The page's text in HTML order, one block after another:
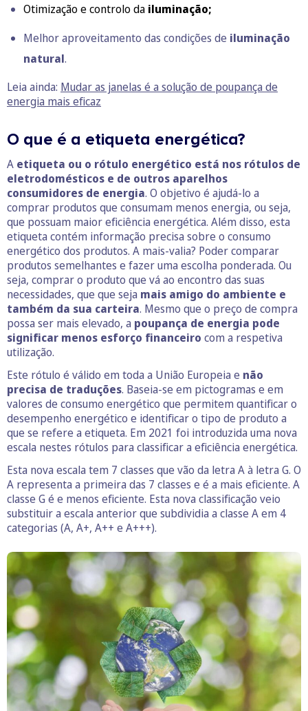
Otimização e controlo da iluminação;
Melhor aproveitamento das condições de iluminação
natural.
Leia ainda: Mudar as janelas é a solução de poupança de
energia mais eficaz
O que é a etiqueta energética?
A etiqueta ou o rótulo energético está nos rótulos de
eletrodomésticos e de outros aparelhos
consumidores de energia. O objetivo é ajudá-lo a
comprar produtos que consumam menos energia, ou seja,
que possuam maior eficiência energética. Além disso, esta
etiqueta contém informação precisa sobre o consumo
energético dos produtos. A mais-valia? Poder comparar
produtos semelhantes e fazer uma escolha ponderada. Ou
seja, comprar o produto que vá ao encontro das suas
necessidades, que que seja mais amigo do ambiente e
também da sua carteira. Mesmo que o preço de compra
possa ser mais elevado, a poupança de energia pode
significar menos esforço financeiro com a respetiva
utilização.
Este rótulo é válido em toda a União Europeia e não
precisa de traduções. Baseia-se em pictogramas e em
valores de consumo energético que permitem quantificar o
desempenho energético e identificar o tipo de produto a
que se refere a etiqueta. Em 2021 foi introduzida uma nova
escala nestes rótulos para classificar a eficiência energética.
Esta nova escala tem 7 classes que vão da letra A à letra G. O
A representa a primeira das 7 classes e é a mais eficiente. A
classe G é e menos eficiente. Esta nova classificação veio
substituir a escala anterior que subdividia a classe A em 4
categorias (A, A+, A++ e A+++).